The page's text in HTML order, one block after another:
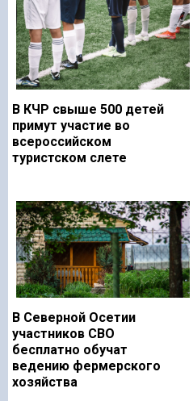
В КЧР свыше 500 детей
примут участие во
всероссийском
туристском слете
В Северной Осетии
участников СВО
бесплатно обучат
ведению фермерского
хозяйства